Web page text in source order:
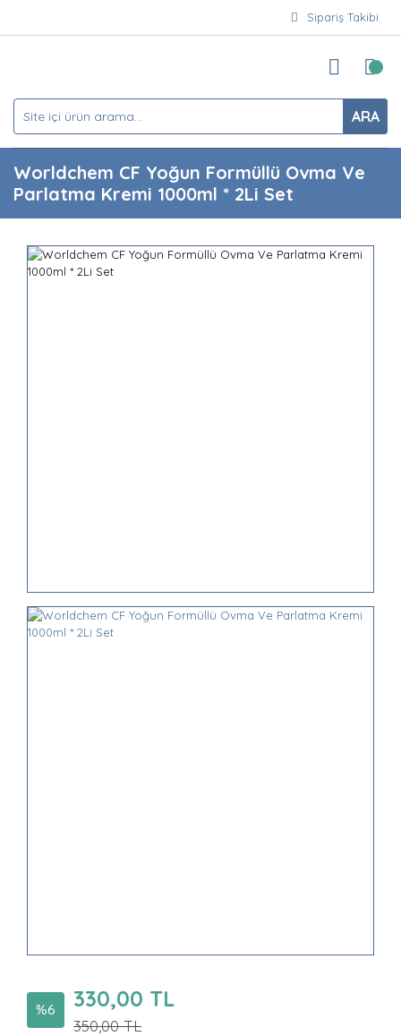
Sipariş Takibi
ARA
Worldchem CF Yoğun Formüllü Ovma Ve
Parlatma Kremi 1000ml * 2Li Set
%6 330,00 TL
350,00 TL